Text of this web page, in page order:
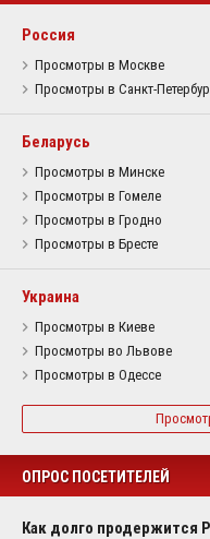
Россия
Просмотры в Москве
Просмотры в Санкт-
Беларусь
Просмотры в Минске
Просмотры в Гомеле
Просмотры в Гродно
Просмотры в Бресте
Украина
Просмотры в Киеве
Просмотры во Львове
Просмотры в Одессе
ОПРОС ПОСЕТИТЕЛЕЙ
Как долго продержится